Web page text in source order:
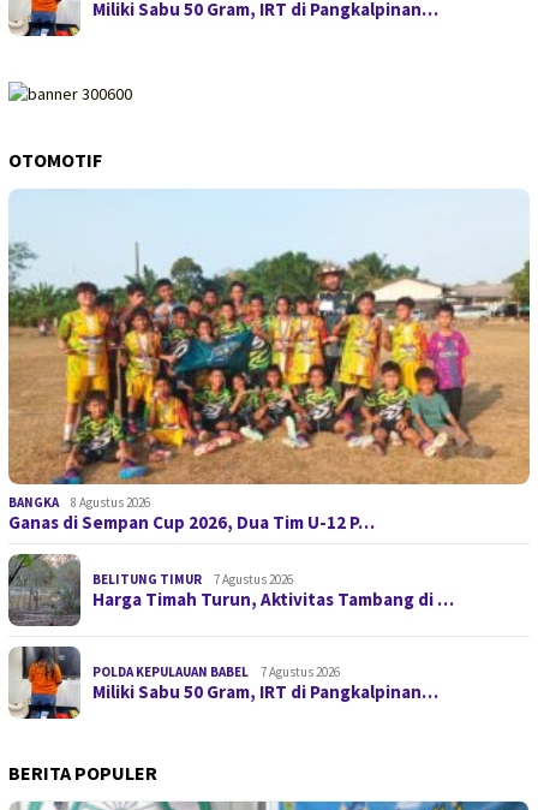
Miliki Sabu 50 Gram, IRT di Pangkalpinan…
OTOMOTIF
BANGKA 8 Agustus 2026
Ganas di Sempan Cup 2026, Dua Tim U-12 P…
BELITUNG TIMUR 7 Agustus 2026
Harga Timah Turun, Aktivitas Tambang di …
POLDA KEPULAUAN BABEL 7 Agustus 2026
Miliki Sabu 50 Gram, IRT di Pangkalpinan…
BERITA POPULER